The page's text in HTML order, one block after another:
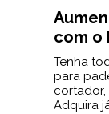
com o
Tenha
para
Adquira